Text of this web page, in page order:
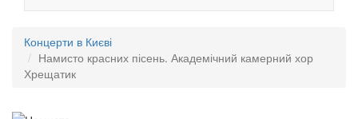
Концерти в Києві
Намисто красних пісень. Академічний камерний хор
Хрещатик